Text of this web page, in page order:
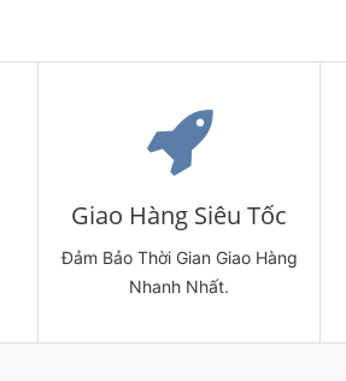
Giao Hàng Siêu Tốc
Đảm Bảo Thời Gian Giao Hàng
Nhanh Nhất.